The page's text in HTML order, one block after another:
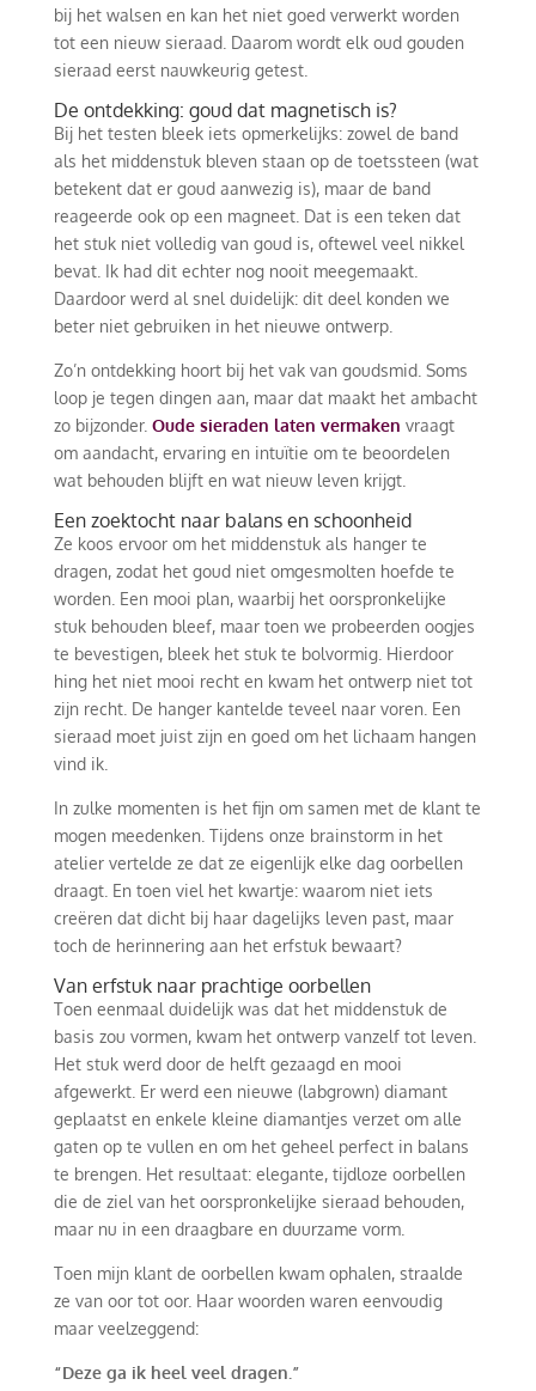
bij het walsen en kan het niet goed verwerkt worden
tot een nieuw sieraad. Daarom wordt elk oud gouden
sieraad eerst nauwkeurig getest.
De ontdekking: goud dat magnetisch is?
Bij het testen bleek iets opmerkelijks: zowel de band
als het middenstuk bleven staan op de toetssteen (wat
betekent dat er goud aanwezig is), maar de band
reageerde ook op een magneet. Dat is een teken dat
het stuk niet volledig van goud is, oftewel veel nikkel
bevat. Ik had dit echter nog nooit meegemaakt.
Daardoor werd al snel duidelijk: dit deel konden we
beter niet gebruiken in het nieuwe ontwerp.
Zo’n ontdekking hoort bij het vak van goudsmid. Soms
loop je tegen dingen aan, maar dat maakt het ambacht
zo bijzonder. Oude sieraden laten vermaken vraagt
om aandacht, ervaring en intuïtie om te beoordelen
wat behouden blijft en wat nieuw leven krijgt.
Een zoektocht naar balans en schoonheid
Ze koos ervoor om het middenstuk als hanger te
dragen, zodat het goud niet omgesmolten hoefde te
worden. Een mooi plan, waarbij het oorspronkelijke
stuk behouden bleef, maar toen we probeerden oogjes
te bevestigen, bleek het stuk te bolvormig. Hierdoor
hing het niet mooi recht en kwam het ontwerp niet tot
zijn recht. De hanger kantelde teveel naar voren. Een
sieraad moet juist zijn en goed om het lichaam hangen
vind ik.
In zulke momenten is het fijn om samen met de klant te
mogen meedenken. Tijdens onze brainstorm in het
atelier vertelde ze dat ze eigenlijk elke dag oorbellen
draagt. En toen viel het kwartje: waarom niet iets
creëren dat dicht bij haar dagelijks leven past, maar
toch de herinnering aan het erfstuk bewaart?
Van erfstuk naar prachtige oorbellen
Toen eenmaal duidelijk was dat het middenstuk de
basis zou vormen, kwam het ontwerp vanzelf tot leven.
Het stuk werd door de helft gezaagd en mooi
afgewerkt. Er werd een nieuwe (labgrown) diamant
geplaatst en enkele kleine diamantjes verzet om alle
gaten op te vullen en om het geheel perfect in balans
te brengen. Het resultaat: elegante, tijdloze oorbellen
die de ziel van het oorspronkelijke sieraad behouden,
maar nu in een draagbare en duurzame vorm.
Toen mijn klant de oorbellen kwam ophalen, straalde
ze van oor tot oor. Haar woorden waren eenvoudig
maar veelzeggend:
“Deze ga ik heel veel dragen.”